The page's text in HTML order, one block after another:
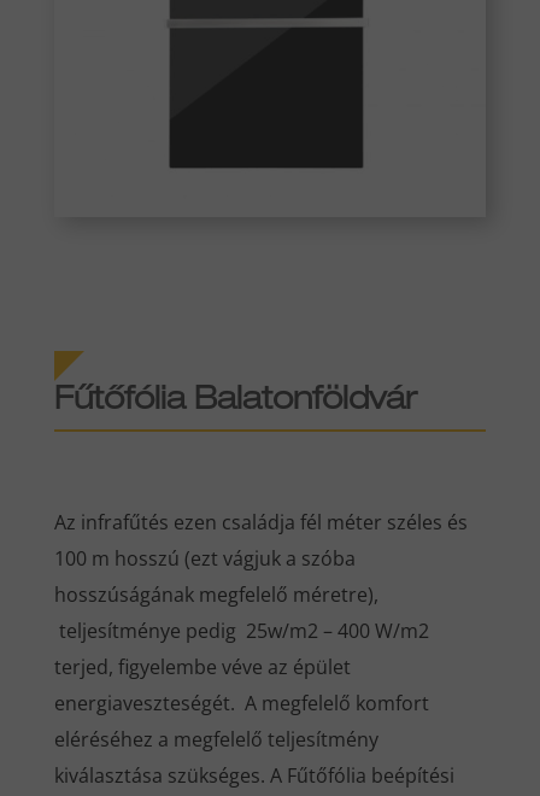
Fűtőfólia Balatonföldvár
Az infrafűtés ezen családja fél méter széles és
100 m hosszú (ezt vágjuk a szóba
hosszúságának megfelelő méretre),
teljesítménye pedig 25w/m2 – 400 W/m2
terjed, figyelembe véve az épület
energiaveszteségét. A megfelelő komfort
eléréséhez a megfelelő teljesítmény
kiválasztása szükséges. A Fűtőfólia beépítési